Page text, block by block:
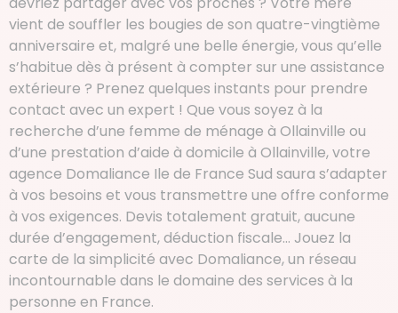
vient de souffler les bougies de son quatre-vingtième
anniversaire et, malgré une belle énergie, vous qu’elle
s’habitue dès à présent à compter sur une assistance
extérieure ? Prenez quelques instants pour prendre
contact avec un expert ! Que vous soyez à la
recherche d’une femme de ménage à Ollainville ou
d’une prestation d’aide à domicile à Ollainville, votre
agence Domaliance Ile de France Sud saura s’adapter
à vos besoins et vous transmettre une offre conforme
à vos exigences. Devis totalement gratuit, aucune
durée d’engagement, déduction fiscale… Jouez la
carte de la simplicité avec Domaliance, un réseau
incontournable dans le domaine des services à la
personne en France.